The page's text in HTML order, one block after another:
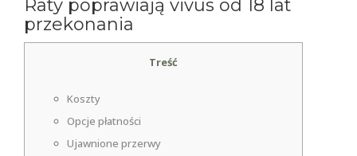
Raty poprawiają vivus od 18 lat
przekonania
Treść
Koszty
Opcje płatności
Ujawnione przerwy